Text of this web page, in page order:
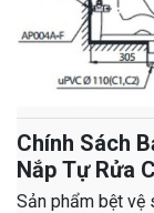
Chính Sách
Nắp Tự Rửa
Sản phẩm bệt vệ